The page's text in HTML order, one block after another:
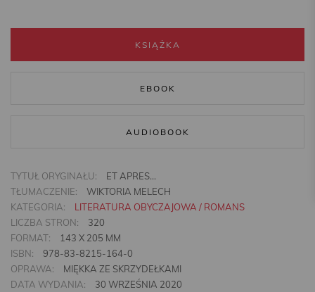
KSIĄŻKA
EBOOK
AUDIOBOOK
TYTUŁ ORYGINAŁU:
ET APRES…
TŁUMACZENIE:
WIKTORIA MELECH
KATEGORIA:
LITERATURA OBYCZAJOWA / ROMANS
LICZBA STRON:
320
FORMAT:
143 X 205 MM
ISBN:
978-83-8215-164-0
OPRAWA:
MIĘKKA ZE SKRZYDEŁKAMI
DATA WYDANIA:
30 WRZEŚNIA 2020